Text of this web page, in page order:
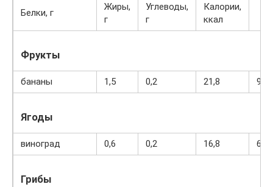
Белки, г
Жиры,
г
Углеводы,
г
Калории,
ккал
Фрукты
бананы 1,5 0,2 21,8 95
Ягоды
виноград 0,6 0,2 16,8 65
Грибы